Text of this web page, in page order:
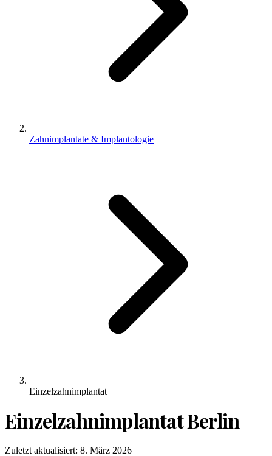
Zahnimplantate & Implantologie
Einzelzahnimplantat
EinzelzahnimplantatBerlin
Zuletzt aktualisiert: 8. März 2026